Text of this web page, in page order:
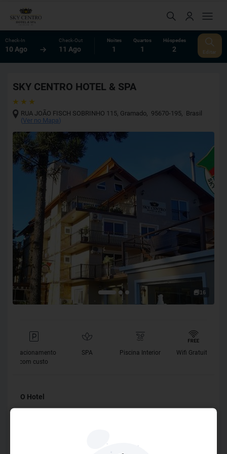
Check-In
10 Ago
Check-Out
11 Ago
Noites
1
Quartos
1
Hóspedes
2 Editar
SKY CENTRO HOTEL & SPA
RUA JOÃO FISCH SOBRINHO 115, Gramado, 95670-195, Brasil
(Ver no Mapa)
16
Estacionamento
com custo
SPA Piscina Interior Wifi Gratuito
O Hotel
metros da Rua Coberta e, durante a temporada de Natal